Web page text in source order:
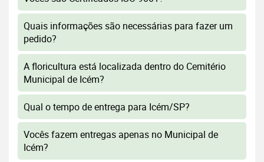
Quais informações são necessárias para fazer um
pedido?
A floricultura está localizada dentro do Cemitério
Municipal de Icém?
Qual o tempo de entrega para Icém/SP?
Vocês fazem entregas apenas no Municipal de
Icém?